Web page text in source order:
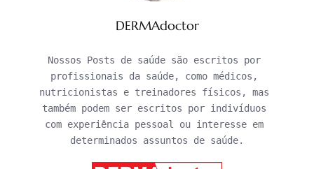
DERMAdoctor
Nossos Posts de saúde são escritos por
profissionais da saúde, como médicos,
nutricionistas e treinadores físicos, mas
também podem ser escritos por indivíduos
com experiência pessoal ou interesse em
determinados assuntos de saúde.